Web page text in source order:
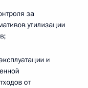
за
утилизации
и
от